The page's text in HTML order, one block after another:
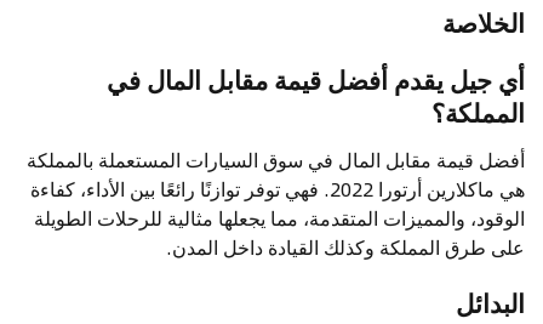
الخلاصة
أي جيل يقدم أفضل قيمة مقابل المال في
المملكة؟
أفضل قيمة مقابل المال في سوق السيارات المستعملة بالمملكة
هي ماكلارين أرتورا 2022. فهي توفر توازنًا رائعًا بين الأداء، كفاءة
الوقود، والمميزات المتقدمة، مما يجعلها مثالية للرحلات الطويلة
على طرق المملكة وكذلك القيادة داخل المدن.
البدائل